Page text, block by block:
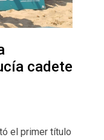
cadete
el primer título